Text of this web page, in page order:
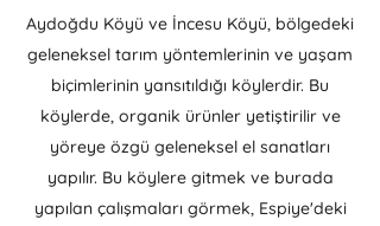
Aydoğdu Köyü ve İncesu Köyü, bölgedeki
geleneksel tarım yöntemlerinin ve yaşam
biçimlerinin yansıtıldığı köylerdir. Bu
köylerde, organik ürünler yetiştirilir ve
yöreye özgü geleneksel el sanatları
yapılır. Bu köylere gitmek ve burada
yapılan çalışmaları görmek, Espiye'deki